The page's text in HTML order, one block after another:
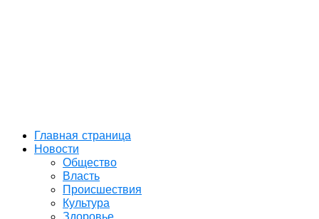
Главная страница
Новости
Общество
Власть
Происшествия
Культура